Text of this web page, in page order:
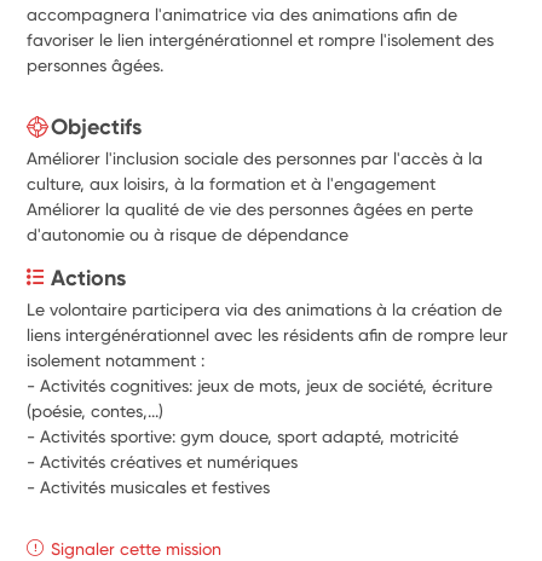
accompagnera l'animatrice via des animations afin de
favoriser le lien intergénérationnel et rompre l'isolement des
personnes âgées.
Objectifs
Améliorer l'inclusion sociale des personnes par l'accès à la
culture, aux loisirs, à la formation et à l'engagement
Améliorer la qualité de vie des personnes âgées en perte
d'autonomie ou à risque de dépendance
Actions
Le volontaire participera via des animations à la création de
liens intergénérationnel avec les résidents afin de rompre leur
isolement notamment :
- Activités cognitives: jeux de mots, jeux de société, écriture
(poésie, contes,...)
- Activités sportive: gym douce, sport adapté, motricité
- Activités créatives et numériques
- Activités musicales et festives
Signaler cette mission